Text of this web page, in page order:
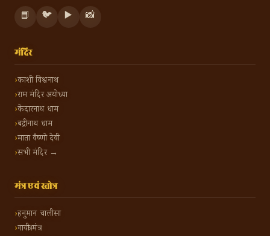
📘 🐦 ▶️ 📸
मंदिर
काशी विश्वनाथ
राम मंदिर अयोध्या
केदारनाथ धाम
बद्रीनाथ धाम
माता वैष्णो देवी
सभी मंदिर →
मंत्र एवं स्तोत्र
हनुमान चालीसा
गायत्री मंत्र